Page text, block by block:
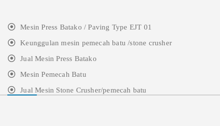
Mesin Press Batako / Paving Type EJT 01
Keunggulan mesin pemecah batu /stone crusher
Jual Mesin Press Batako
Mesin Pemecah Batu
Jual Mesin Stone Crusher/pemecah batu